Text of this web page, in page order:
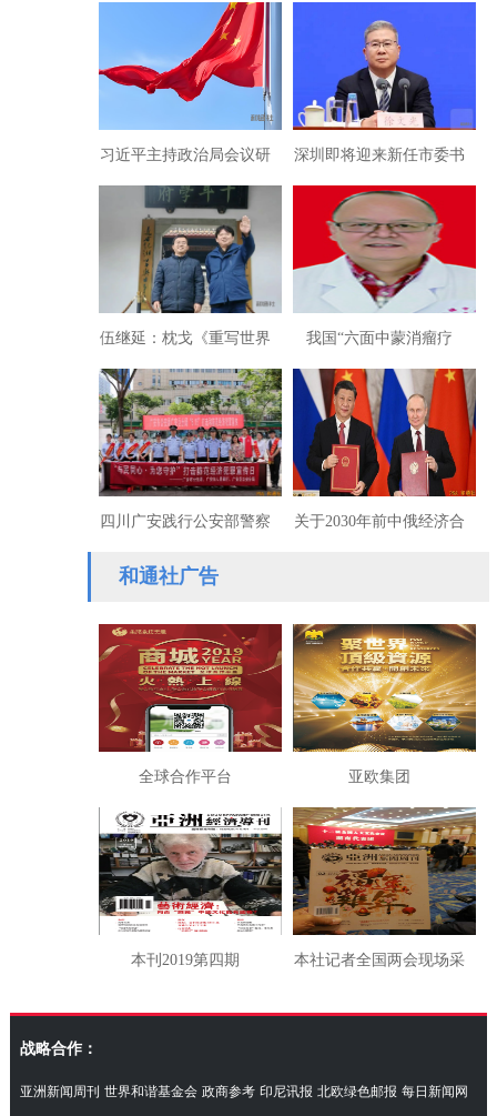
开“以夷灭华”的百年剧本 员长、国务委员会委员长
习近平主持政治局会议研
究2026经济工作审议依法
治国条例
深圳即将迎来新任市委书
记徐文光
伍继延：枕戈《重写世界
史》献礼湖大百周年校庆
我国“六面中蒙消瘤疗
法”研发组张志明组长
四川广安践行公安部警察
应习惯在“镜头”下执法
关于2030年前中俄经济合
合声明
和通社广告
全球合作平台 亚欧集团
本刊2019第四期 本社记者全国两会现场采
访湖南代表团
战略合作：
亚洲新闻周刊 世界和谐基金会 政商参考 印尼讯报 北欧绿色邮报 每日新闻网